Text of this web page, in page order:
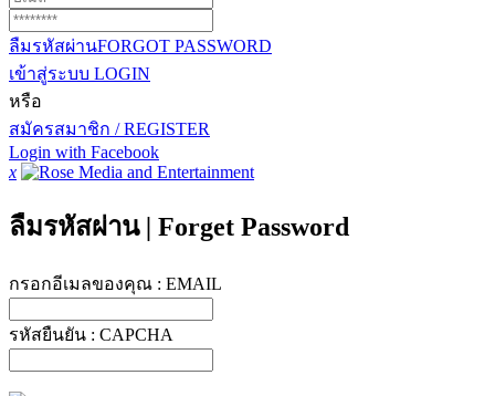
ลืมรหัสผ่านFORGOT PASSWORD
เข้าสู่ระบบ LOGIN
หรือ
สมัครสมาชิก / REGISTER
Login with Facebook
x
ลืมรหัสผ่าน | Forget Password
กรอกอีเมลของคุณ : EMAIL
รหัสยืนยัน : CAPCHA